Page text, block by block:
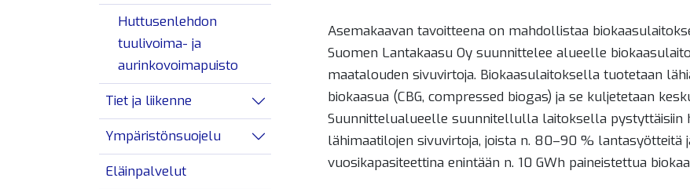
Huttusenlehdon
tuulivoima- ja
aurinkovoimapuisto
Avaa/sulje alavalikko
Tiet ja liikenne
Avaa/sulje alavalikko
Ympäristönsuojelu
Eläinpalvelut
Asemakaavan tavoitteena on mahdollistaa
Suomen Lantakaasu Oy suunnittelee alueelle
maatalouden sivuvirtoja. Biokaasulaitoksella tuotetaan
biokaasua (CBG, compressed biogas) ja se kuljetetaan
Suunnittelualueelle suunnitellulla laitoksella pystyttäisiin
lähimaatilojen sivuvirtoja, joista n. 80–90 %
vuosikapasiteettina enintään n. 10 GWh paineistettua